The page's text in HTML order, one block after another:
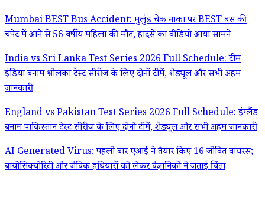
Mumbai BEST Bus Accident: मुलुंड चेक नाका पर BEST बस की
चपेट में आने से 56 वर्षीय महिला की मौत, हादसे का वीडियो आया सामने
India vs Sri Lanka Test Series 2026 Full Schedule: टीम
इंडिया बनाम श्रीलंका टेस्ट सीरीज के लिए दोनों टीमें, शेड्यूल और सभी अहम
जानकारी
England vs Pakistan Test Series 2026 Full Schedule: इंग्लैंड
बनाम पाकिस्तान टेस्ट सीरीज के लिए दोनों टीमें, शेड्यूल और सभी अहम जानकारी
AI Generated Virus: पहली बार एआई ने तैयार किए 16 जीवित वायरस;
बायोसिक्योरिटी और जैविक हथियारों को लेकर वैज्ञानिकों ने जताई चिंता